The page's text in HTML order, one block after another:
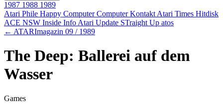
1987 1988 1989
Atari Phile Happy ComputerComputer Kontakt Atari Times Hitdisk
ACE NSW Inside Info Atari Update STraight Up atos
← ATARImagazin 09 / 1989
The Deep: Ballerei auf dem
Wasser
Games